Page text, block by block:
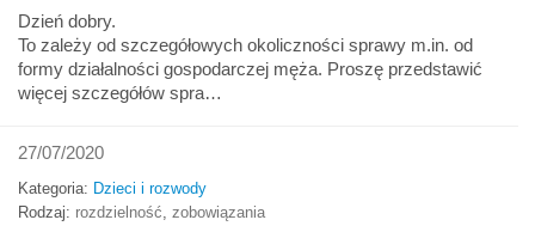
Dzień dobry.
To zależy od szczegółowych okoliczności sprawy m.in. od
formy działalności gospodarczej męża. Proszę przedstawić
więcej szczegółów spra…
27/07/2020
Kategoria: Dzieci i rozwody
Rodzaj: rozdzielność zobowiązania